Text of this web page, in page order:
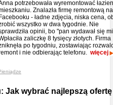
potrzebowała wyremontować
Znalazła firmę remontową na
Facebooku - ładne zdjęcia, niska cena,
wszystko w dwa tygodnie. Nie
opinii, bo "pan wydawał się
zaliczkę 8 tysięcy złotych. Firma
po tygodniu, zostawiając
i nie odbierając telefonu. więcej
Jak wybrać najlepszą ofertę